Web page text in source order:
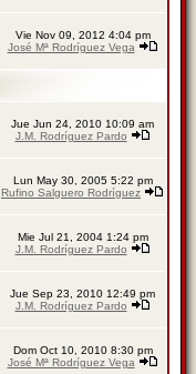
Vie Nov 09, 2012 4:04 pm
José Mª Rodríguez Vega
Jue Jun 24, 2010 10:09 am
J.M. Rodríguez Pardo
Lun May 30, 2005 5:22 pm
Rufino Salguero Rodríguez
Mie Jul 21, 2004 1:24 pm
J.M. Rodríguez Pardo
Jue Sep 23, 2010 12:49 pm
J.M. Rodríguez Pardo
Dom Oct 10, 2010 8:30 pm
José Mª Rodríguez Vega